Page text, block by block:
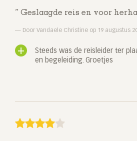
Geslaagde reis en voor
Door Vandaele Christine op 19 augustus
Steeds was de reisleider ter
en begeleiding. Groetjes